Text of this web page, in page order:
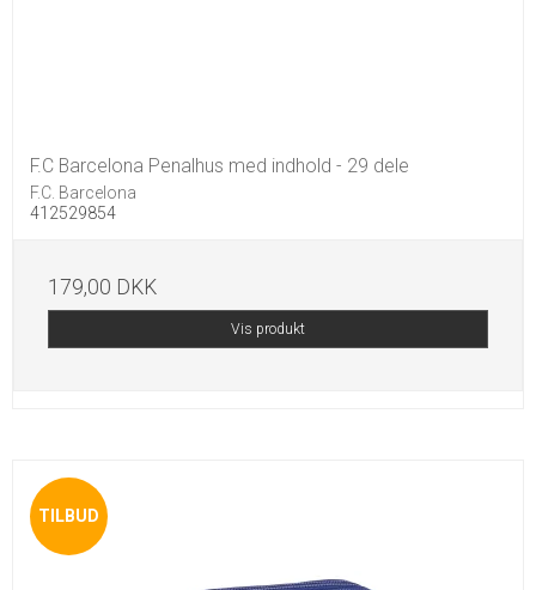
F.C Barcelona Penalhus med indhold - 29 dele
F.C. Barcelona
412529854
179,00 DKK
Vis produkt
TILBUD